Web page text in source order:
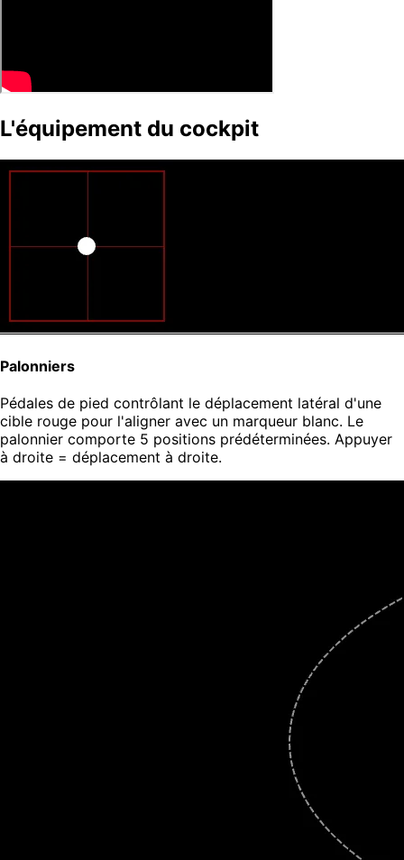
L'équipement du cockpit
Palonniers
Pédales de pied contrôlant le déplacement latéral d'une
cible rouge pour l'aligner avec un marqueur blanc. Le
palonnier comporte 5 positions prédéterminées. Appuyer
à droite = déplacement à droite.